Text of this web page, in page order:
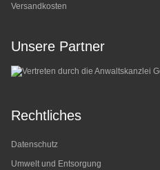
Versandkosten
Unsere Partner
Rechtliches
Datenschutz
Umwelt und Entsorgung